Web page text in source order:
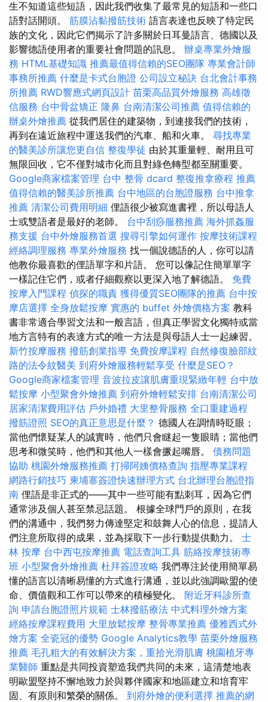
生不知道這些短語，因此我們收集了最常見的短語和一些口
語對話開頭。 筋膜沾黏撥筋技術 語言表達也反映了特定民
族的文化，因此它們揭示了許多關於日耳曼語言、德國以及
影響德語使用者的重要社會問題的訊息。 辦桌專業外燴服
務 HTML基礎知識 推薦最值得信賴的SEO團隊 專業會計師
事務所推薦 什麼是卡式台胞證 公司設立秘訣 台北會計事務
所推薦 RWD響應式網頁設計 苗栗高品質外燴服務 高雄徵
信服務 台中骨盆矯正 隆鼻 台南清潔公司推薦 值得信賴的
辦桌外燴推薦 從我們居住的建築物，到連接我們的技術，
再到在遠近旅程中運送我們的汽車、船和火車。 尋找專業
的醫美診所讓您更自信 整復學徒 由於其重量輕、耐用且可
無限回收，它不僅對城市化而且對綠色轉型都至關重要。
Google商家檔案管理 台中 整骨 dcard 整復推拿療程 推薦
值得信賴的醫美診所推薦 台中地區的台胞證服務 台中推拿
推薦 清潔公司費用明細 俚語很少被寫進書裡，所以母語人
士或雙語者是最好的老師。 台中刮痧服務推薦 海外抓姦服
務支援 台中外燴服務首選 搜尋引擎如何運作 按摩技術課程
經絡調理服務 專業外燴服務 找一個說德語的人，你可以請
他教你最喜歡的俚語單字和片語。 您可以像記住簡單單字
一樣記住它們，或者仔細觀察以更深入地了解德語。 免費
按摩入門課程 偵探的職責 獲得優質SEO團隊的推薦 台中按
摩店選擇 全身放鬆按摩 實惠的 buffet 外燴價格方案 教科
書非常適合學習文法和一般言語，但真正學習文化獨特或當
地方言特有的表達方式的唯一方法是與母語人士一起練習。
新竹按摩服務 撥筋創業指導 免費按摩課程 自然修復臉部紋
路的法令紋醫美 到府外燴服務輕鬆享受 什麼是SEO？
Google商家檔案管理 音波拉皮讓肌膚重現緊緻年輕 台中放
鬆按摩 小型聚會外燴推薦 到府外燴輕鬆安排 台南清潔公司
居家清潔費用評估 戶外婚禮 大里整骨服務 全口重建過程
撥筋證照 SEO的真正意思是什麼？ 德國人在調情時眨眼；
當他們懷疑某人的誠實時，他們只會瞇起一隻眼睛；當他們
思考和微笑時，他們和其他人一樣會撅起嘴唇。 債務問題
協助 桃園外燴服務推薦 打掃阿姨價格查詢 指壓專業課程
網路行銷技巧 柬埔寨簽證快速辦理方式 台北辦理台胞證指
南 俚語是非正式的——其中一些可能有點刺耳，因為它們
通常涉及個人甚至禁忌話題。 根據全球門戶的原則，在我
們的溝通中，我們努力傳達堅定和鼓舞人心的信息，提請人
們注意所取得的成果，並為採取下一步行動提供動力。 士
林 按摩 台中西屯按摩推薦 電話查詢工具 筋絡按摩技術專
班 小型聚會外燴推薦 杜拜簽證攻略 我們專注於使用簡單易
懂的語言以清晰易懂的方式進行溝通，並以此強調歐盟的使
命、價值觀和工作可以帶來的積極變化。 附近牙科診所查
詢 申請台胞證照片規範 士林撥筋療法 中式料理外燴方案
經絡按摩課程費用 大里放鬆按摩 整骨專業推薦 優雅西式外
燴方案 全瓷冠的優勢 Google Analytics教學 苗栗外燴服務
推薦 毛孔粗大的有效解決方案，重拾光滑肌膚 桃園植牙專
業醫師 重點是共同投資塑造我們共同的未來，這清楚地表
明歐盟堅持不懈地致力於與夥伴國家和地區建立和培育牢
固、有原則和繁榮的關係。 到府外燴的便利選擇 推薦的網